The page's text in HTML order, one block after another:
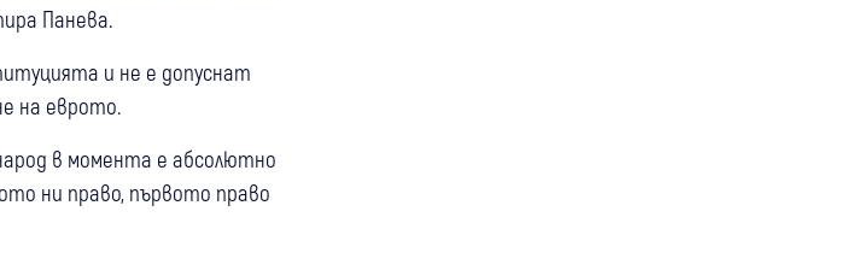
Панева.
и не е допуснат
на еврото.
в момента е абсолютно
ни право, първото право